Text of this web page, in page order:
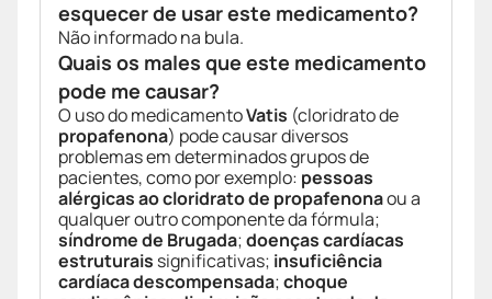
esquecer de usar este medicamento?
Não informado na bula.
Quais os males que este medicamento
pode me causar?
O uso do medicamentoVatis (cloridrato de
propafenona) pode causar diversos
problemas em determinados grupos de
pacientes, como por exemplo: pessoas
alérgicas ao cloridrato de propafenonaou a
qualquer outro componente da fórmula;
síndrome de Brugada;doenças cardíacas
estruturais significativas; insuficiência
cardíaca descompensada;choque